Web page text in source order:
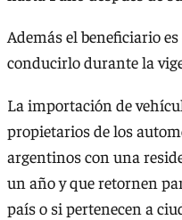
Además el beneficiario
conducirlo durante la
La importación de
propietarios de los
argentinos con una
un año y que retornen
país o si pertenecen a